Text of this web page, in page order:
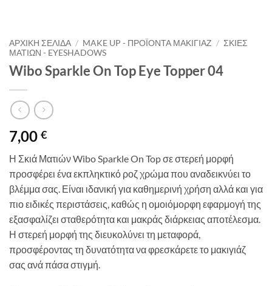
ΑΡΧΙΚΉ ΣΕΛΊΔΑ / MAKE UP - ΠΡΟΪΌΝΤΑ ΜΑΚΙΓΙΆΖ / ΣΚΙΈΣ
ΜΑΤΙΏΝ - EYESHADOWS
Wibo Sparkle On Top Eye Topper 04
7,00 €
Η Σκιά Ματιών Wibo Sparkle On Top σε στερεή μορφή
προσφέρει ένα εκπληκτικό ροζ χρώμα που αναδεικνύει το
βλέμμα σας. Είναι ιδανική για καθημερινή χρήση αλλά και για
πιο ειδικές περιστάσεις, καθώς η ομοιόμορφη εφαρμογή της
εξασφαλίζει σταθερότητα και μακράς διάρκειας αποτέλεσμα.
Η στερεή μορφή της διευκολύνει τη μεταφορά,
προσφέροντας τη δυνατότητα να φρεσκάρετε το μακιγιάζ
σας ανά πάσα στιγμή.